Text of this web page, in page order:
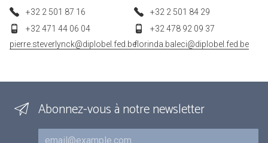
+32 2 501 87 16
+32 471 44 06 04
pierre.steverlynck@diplobel.fed.be
+32 2 501 84 29
+32 478 92 09 37
florinda.baleci@diplobel.fed.be
Abonnez-vous à notre newsletter
Courriel